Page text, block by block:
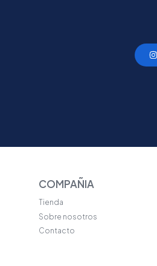
COMPAÑIA
Tienda
Sobre nosotros
Contacto